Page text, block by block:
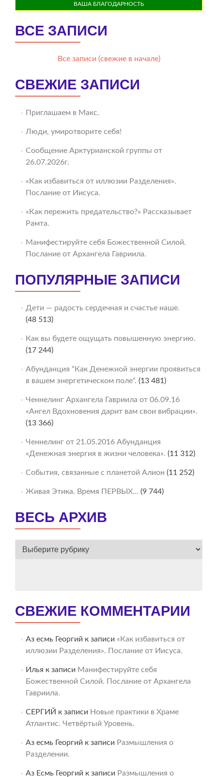
ВАША БЛАГОДАРНОСТЬ
ВСЕ ЗАПИСИ
Все записи (свежие в начале)
СВЕЖИЕ ЗАПИСИ
Приглашаем в Макс.
Люди, умиротворите себя!
Сообщение Арктурианской группы от
26.07.2026г.
«Как избавиться от иллюзии Разделения».
Послание от Иисуса.
«Как пережить предательство?» Рассказывает
Рамта.
Манифестируйте себя Божественной Силой.
Послание от Архангела Гавриила.
ПОПУЛЯРНЫЕ ЗАПИСИ
Дети — радость сердечная и счастье наше.
(48 513)
Как вы будете ощущать повышенную энергию.
(17 244)
Абунданция “Как Денежной энергии проявиться
в вашем энергетическом поле“. (13 481)
Ченнелинг Архангела Гавриила от 06.09.16
«Ангел Вдохновения дарит вам свои вибрации».
(13 366)
Ченнелинг от 21.05.2016 Абунданция
«Денежная энергия в жизни человека». (11 312)
События, связанные с планетой Алион (11 252)
Живая Этика. Время ПЕРВЫХ… (9 744)
ВЕСЬ АРХИВ
ВЕСЬ
СВЕЖИЕ КОММЕНТАРИИ
Аз есмь Георгий к записи «Как избавиться от
иллюзии Разделения». Послание от Иисуса.
Илья к записи Манифестируйте себя
Божественной Силой. Послание от Архангела
Гавриила.
СЕРГИЙ к записи Новые практики в Храме
Атлантис. Четвёртый Уровень.
Аз есмь Георгий к записи Размышления о
Разделении.
Аз Есмь Георгий к записи Размышления о